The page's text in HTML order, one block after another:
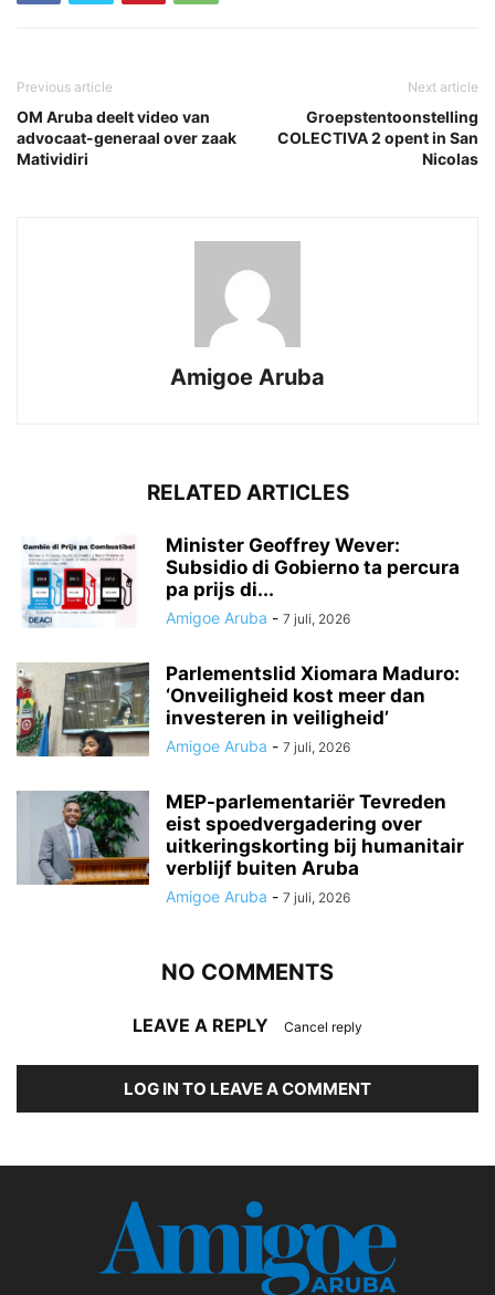
Previous article
OM Aruba deelt video van
advocaat-generaal over zaak
Matividiri
Next article
Groepstentoonstelling
COLECTIVA 2 opent in San
Nicolas
Amigoe Aruba
RELATED ARTICLES
Minister Geoffrey Wever:
Subsidio di Gobierno ta percura
pa prijs di...
Amigoe Aruba - 7 juli, 2026
Parlementslid Xiomara Maduro:
‘Onveiligheid kost meer dan
investeren in veiligheid’
Amigoe Aruba - 7 juli, 2026
MEP-parlementariër Tevreden
eist spoedvergadering over
uitkeringskorting bij humanitair
verblijf buiten Aruba
Amigoe Aruba - 7 juli, 2026
NO COMMENTS
LEAVE A REPLY Cancel reply
LOG IN TO LEAVE A COMMENT